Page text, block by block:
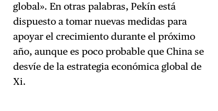
global». En otras palabras, Pekín está
dispuesto a tomar nuevas medidas para
apoyar el crecimiento durante el próximo
año, aunque es poco probable que China se
desvíe de la estrategia económica global de
Xi.